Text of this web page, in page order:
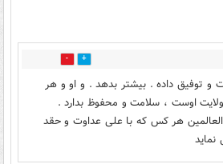
5
و توفیق داده . بیشتر بدهد . و او و هر
ولایت اوست ، سلامت و محفوظ بدارد .
العالمین هر کس که با علی عداوت و حقد
نماید